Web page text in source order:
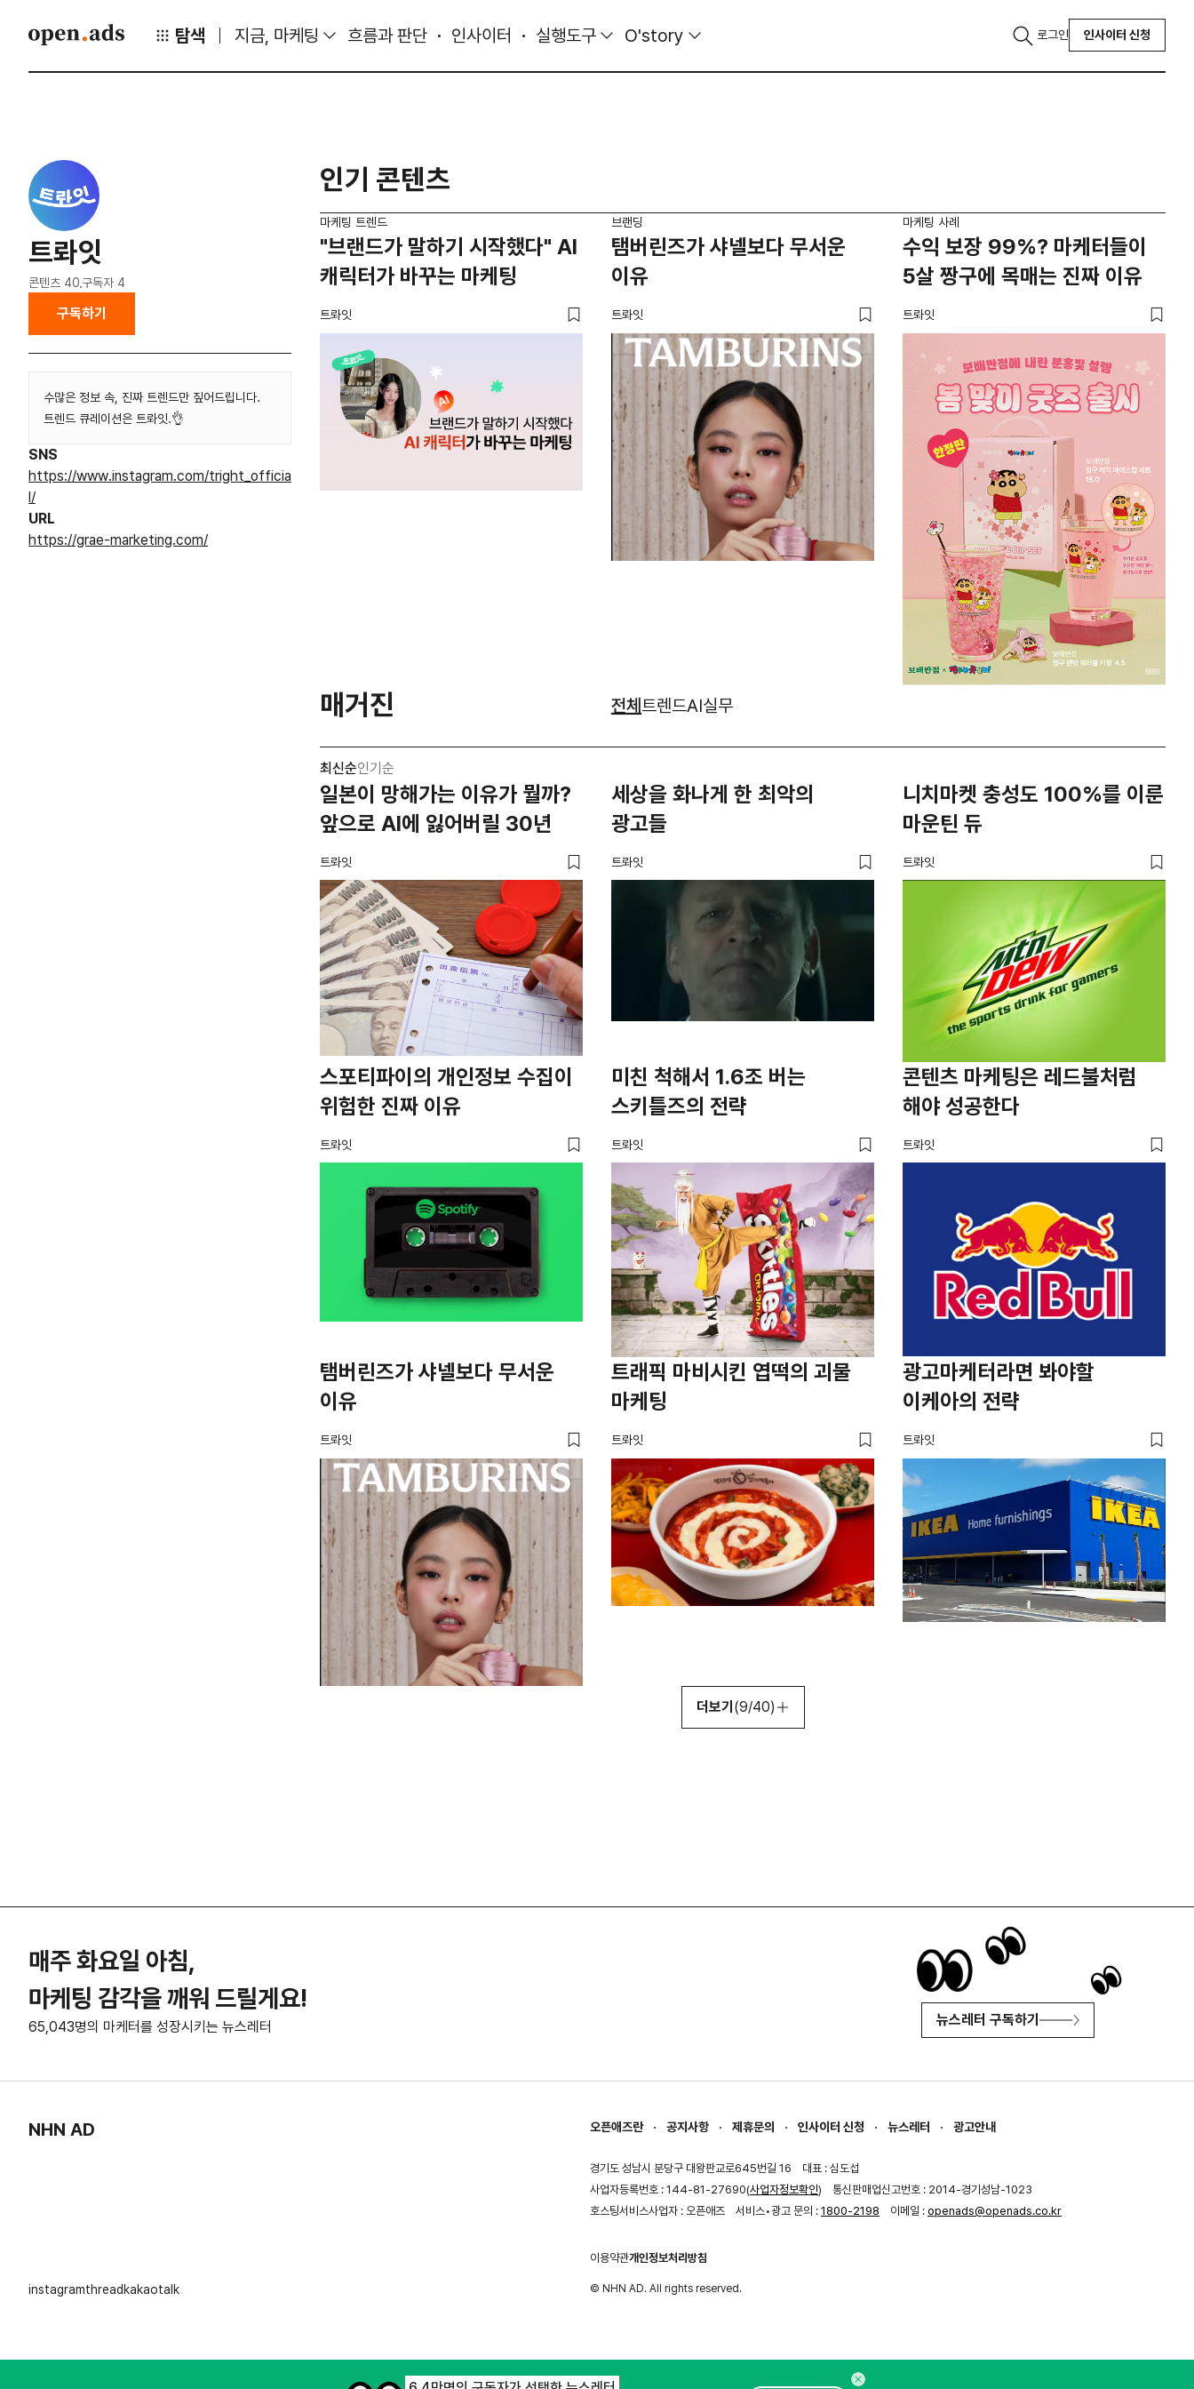
탐색 지금, 마케팅 흐름과 판단 인사이터 실행도구 O'story 로그인 인사이터 신청
트롸잇
콘텐츠 40 구독자 4
구독하기
수많은 정보 속, 진짜 트렌드만 짚어드립니다.
트렌드 큐레이션은 트롸잇.👌
SNS
https://www.instagram.com/tright_officia
l/
URL
https://grae-marketing.com/
인기 콘텐츠
마케팅 트렌드
"브랜드가 말하기 시작했다" AI
캐릭터가 바꾸는 마케팅
트롸잇
브랜딩
탬버린즈가 샤넬보다 무서운
이유
트롸잇
마케팅 사례
수익 보장 99%? 마케터들이
5살 짱구에 목매는 진짜 이유
트롸잇
매거진 전체 트렌드AI실무
최신순인기순
일본이 망해가는 이유가 뭘까?
앞으로 AI에 잃어버릴 30년
트롸잇
세상을 화나게 한 최악의
광고들
트롸잇
니치마켓 충성도 100%를 이룬
마운틴 듀
트롸잇
스포티파이의 개인정보 수집이
위험한 진짜 이유
트롸잇
미친 척해서 1.6조 버는
스키틀즈의 전략
트롸잇
콘텐츠 마케팅은 레드불처럼
해야 성공한다
트롸잇
탬버린즈가 샤넬보다 무서운
이유
트롸잇
트래픽 마비시킨 엽떡의 괴물
마케팅
트롸잇
광고마케터라면 봐야할
이케아의 전략
트롸잇
더보기 (9/40)
매주 화요일 아침,
마케팅 감각을 깨워 드릴게요!
65,043명의 마케터를 성장시키는 뉴스레터 뉴스레터 구독하기
NHN AD 오픈애즈란 공지사항 제휴문의 인사이터 신청 뉴스레터 광고안내
경기도 성남시 분당구 대왕판교로645번길 16
대표 : 심도섭
사업자등록번호 : 144-81-27690(사업자정보확인)
통신판매업신고번호 : 2014-경기성남-1023
호스팅서비스사업자 : 오픈애즈
서비스•광고 문의 : 1800-2198 이메일 : openads@openads.co.kr
이용약관개인정보처리방침
instagramthread kakaotalk © NHN AD. All rights reserved.